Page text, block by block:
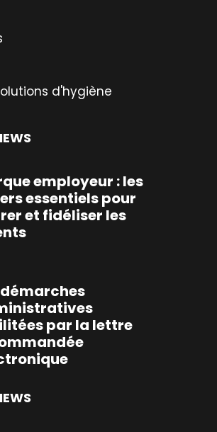
d'hygiène
employeur : les
essentiels pour
et fidéliser les
démarches
par la lettre